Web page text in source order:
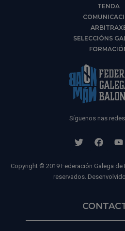
TENDA
SELECCIÓNS
Síguenos nas
Copyright © 2019 Federación Galega
reservados.